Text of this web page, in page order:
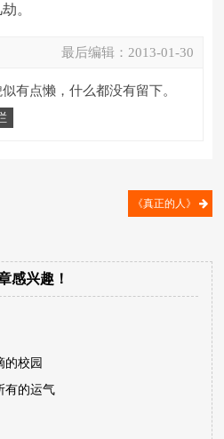
。
最后编辑： 2013-01-30
有点懒，什么都没有留下。
《真正的人》
感兴趣！
的校园
有的运气